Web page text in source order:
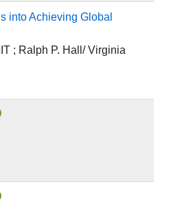
into Achieving Global
; Ralph P. Hall/ Virginia